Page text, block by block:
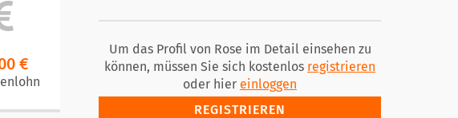
€
Um das Profil von Rose im Detail einsehen zu
können, müssen Sie sich kostenlos registrieren
oder hier einloggen
REGISTRIEREN